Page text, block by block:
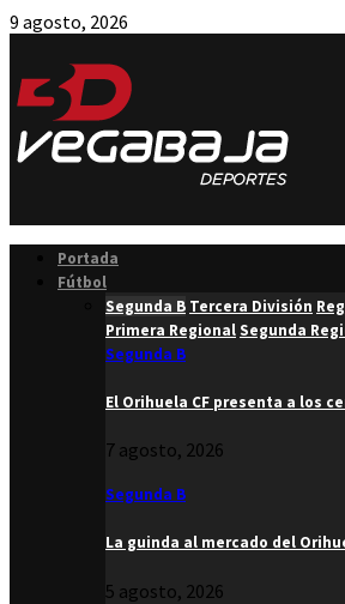
9 agosto, 2026
Portada
Fútbol
Segunda B Tercera División
Primera RegionalSegunda
Segunda B
El Orihuela CF presenta a los
7 agosto, 2026
Segunda B
La guinda al mercado del
5 agosto, 2026